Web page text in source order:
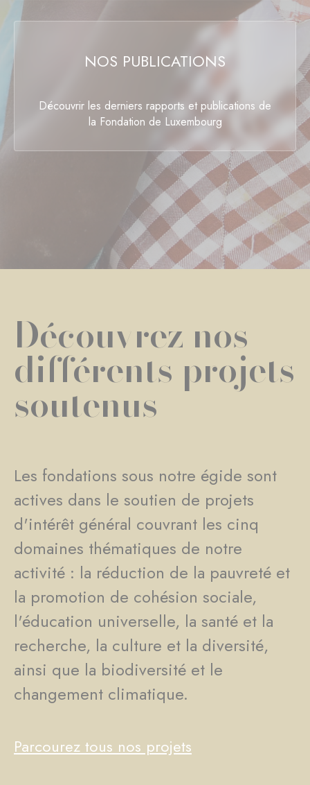
NOS PUBLICATIONS
Découvrir les derniers rapports et publications de
la Fondation de Luxembourg
Découvrez nos
différents projets
soutenus
Les fondations sous notre égide sont
actives dans le soutien de projets
d'intérêt général couvrant les cinq
domaines thématiques de notre
activité : la réduction de la pauvreté et
la promotion de cohésion sociale,
l'éducation universelle, la santé et la
recherche, la culture et la diversité,
ainsi que la biodiversité et le
changement climatique.
Parcourez tous nos projets